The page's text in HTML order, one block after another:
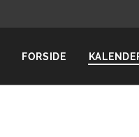
FORSIDE